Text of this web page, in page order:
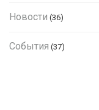
Новости (36)
События (37)